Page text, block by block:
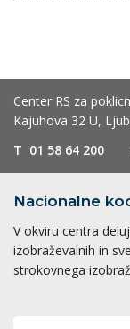
Center RS za
Kajuhova 32 U,
T 01 58 64 200
Nacionalne
V okviru centra
izobraževalnih in
strokovnega